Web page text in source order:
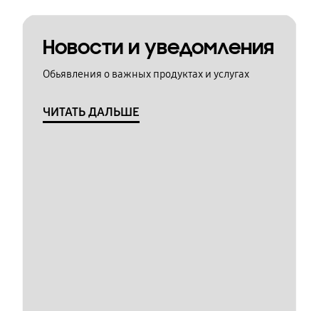
Новости и уведомления
Обьявления о важных продуктах и услугах
ЧИТАТЬ ДАЛЬШЕ